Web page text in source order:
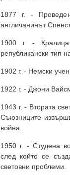
1877 г. -
англичанинът
1900 г. -
републикански тип
1902 г. - Немски
1922 г. - Джони
1943 г. - Втората
Съюзниците
война.
1950 г. - Студена
след който се
световни проблеми.